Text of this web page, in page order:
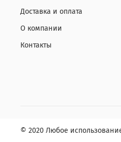
Доставка и оплата
О компании
Контакты
© 2020 Любое